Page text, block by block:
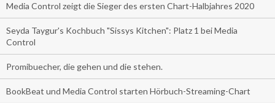
Media Control zeigt die Sieger des ersten Chart-Halbjahres 2020
Seyda Taygur's Kochbuch "Sissys Kitchen": Platz 1 bei Media
Control
Promibuecher, die gehen und die stehen.
BookBeat und Media Control starten Hörbuch-Streaming-Chart